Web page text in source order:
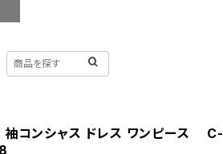
袖コンシャス ドレス ワンピース C-